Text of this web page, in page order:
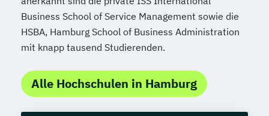
amtsärztliche Überprüfung
Homöopathie Hotelbetriebswirt
IT-Betriebswirt IT-Bürofachkraft
IT-Servicetechniker
IT-Sicherheit I - Einführung
Immobilienfachwirt (IHK)
"Burnout-Prävention"
Psychologische/r Berater/-in Fachrichtung
"Entspannungspädagogik"
Psychologische/r Berater/-in Fachrichtung
"Systemische Beratung"
Business School of Service Management sowie die
HSBA, Hamburg School of Business Administration
mit knapp tausend Studierenden.
Alle Hochschulen in Hamburg